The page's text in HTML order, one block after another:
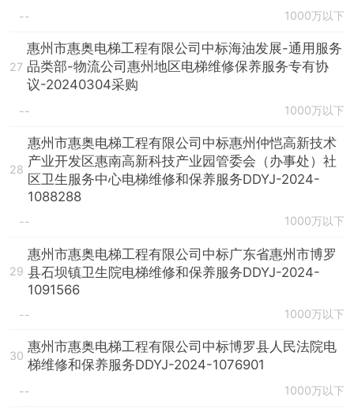
-- 1000万以下
27
惠州市惠奥电梯工程有限公司中标海油发展-通用服务
品类部-物流公司惠州地区电梯维修保养服务专有协
议-20240304采购
-- 1000万以下
28
惠州市惠奥电梯工程有限公司中标惠州仲恺高新技术
产业开发区惠南高新科技产业园管委会（办事处）社
区卫生服务中心电梯维修和保养服务DDYJ-2024-
1088288
-- 1000万以下
29
惠州市惠奥电梯工程有限公司中标广东省惠州市博罗
县石坝镇卫生院电梯维修和保养服务DDYJ-2024-
1091566
-- 1000万以下
30
惠州市惠奥电梯工程有限公司中标博罗县人民法院电
梯维修和保养服务DDYJ-2024-1076901
-- 1000万以下